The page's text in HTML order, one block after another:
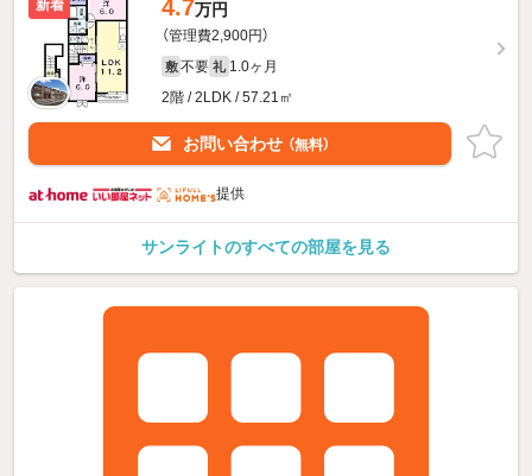
新着 4.7万円
（管理費2,900円）
敷 不要 礼 1.0ヶ月
2階 / 2LDK / 57.21㎡
お問い合わせ （無料）
提供
サンライトのすべての部屋を見る